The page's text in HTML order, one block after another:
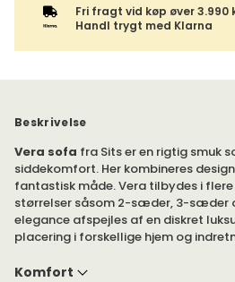
Fri fragt vid køp øver 3.990
Handl trygt med Klarna
Beskrivelse
Vera sofa fra Sits er en rigtig smuk
siddekomfort. Her kombineres
fantastisk måde. Vera tilbydes i
størrelser såsom 2-sæder, 3-sæder
elegance afspejles af en diskret
placering i forskellige hjem og
Vera tilbydes som en komplet pakke
Komfort